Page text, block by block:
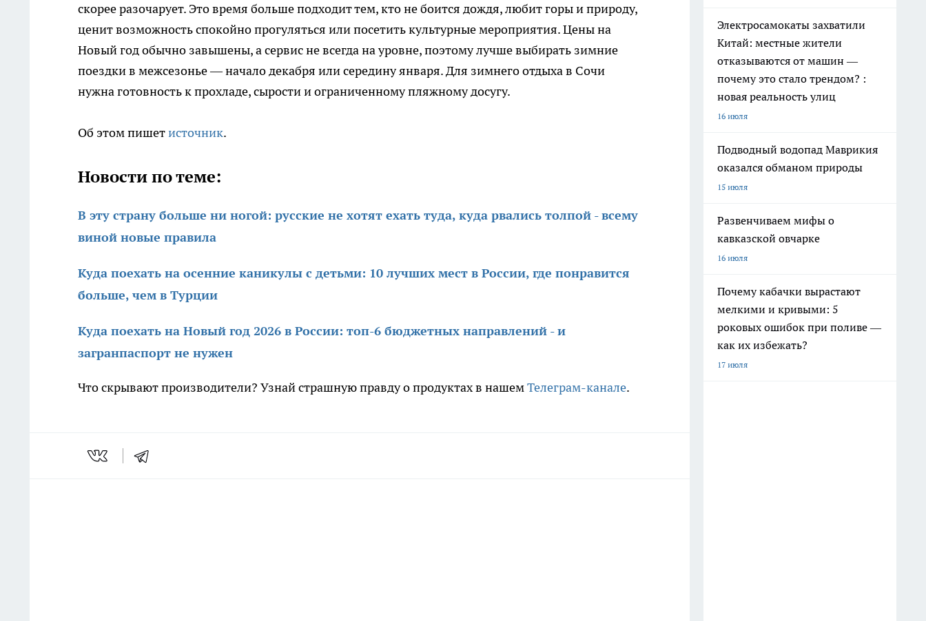
скорее разочарует. Это время больше подходит тем, кто не боится дождя, любит горы и природу,
ценит возможность спокойно прогуляться или посетить культурные мероприятия. Цены на
Новый год обычно завышены, а сервис не всегда на уровне, поэтому лучше выбирать зимние
поездки в межсезонье — начало декабря или середину января. Для зимнего отдыха в Сочи
нужна готовность к прохладе, сырости и ограниченному пляжному досугу.
Об этом пишетисточник.
Новости по теме:
В эту страну больше ни ногой: русские не хотят ехать туда, куда рвались толпой - всему
виной новые правила
Куда поехать на осенние каникулы с детьми: 10 лучших мест в России, где понравится
больше, чем в Турции
Куда поехать на Новый год 2026 в России: топ-6 бюджетных направлений - и
загранпаспорт не нужен
Что скрывают производители? Узнай страшную правду о продуктах в нашемТелеграм-канале.
Электросамокаты захватили
Китай: местные жители
отказываются от машин —
почему это стало трендом? :
новая реальность улиц
16 июля
Подводный водопад Маврикия
оказался обманом природы
15 июля
Развенчиваем мифы о
кавказской овчарке
16 июля
Почему кабачки вырастают
мелкими и кривыми: 5
роковых ошибок при поливе —
как их избежать?
17 июля